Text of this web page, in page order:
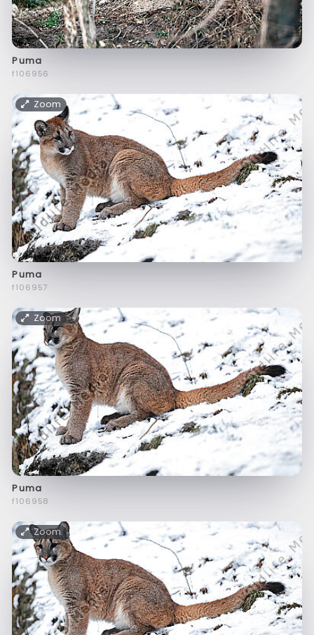
Puma
f106956
Zoom
Puma
f106957
Zoom
Puma
f106958
Zoom